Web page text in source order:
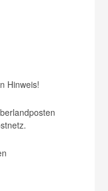
Hinweis!